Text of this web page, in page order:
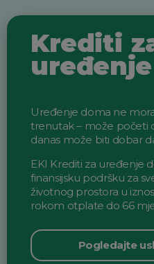
Krediti
Uređenje doma ne
trenutak – može početi
danas može biti dobar
EKI Krediti za uređenje
finansijsku podršku za
životnog prostora u
rokom otplate do 66
Pogledajte